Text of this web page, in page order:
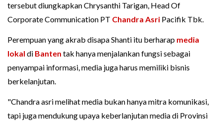
tersebut diungkapkan Chrysanthi Tarigan, Head Of
Corporate Communication PT Chandra Asri Pacifik Tbk.
Perempuan yang akrab disapa Shanti itu berharap media
lokal di Banten tak hanya menjalankan fungsi sebagai
penyampai informasi, media juga harus memiliki bisnis
berkelanjutan.
"Chandra asri melihat media bukan hanya mitra komunikasi,
tapi juga mendukung upaya keberlanjutan media di Provinsi